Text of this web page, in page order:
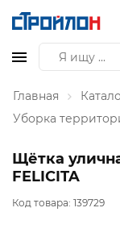
Главная
Уборка
Щётка
FELICITA
Код товара: 139729